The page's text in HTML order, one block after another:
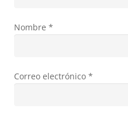
Nombre *
Correo electrónico *